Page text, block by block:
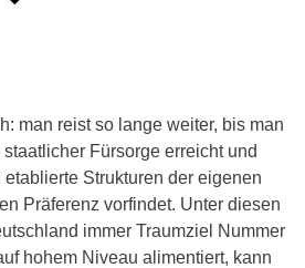
man reist so lange weiter, bis man
Fürsorge erreicht und
Strukturen der eigenen
Präferenz vorfindet. Unter diesen
immer Traumziel Nummer
hohem Niveau alimentiert, kann